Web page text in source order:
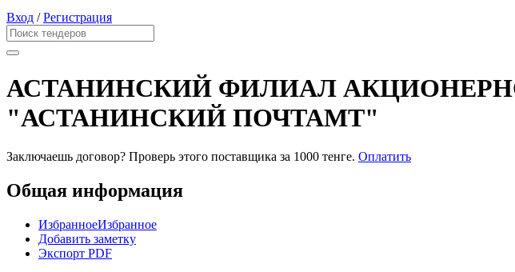
Вход /Регистрация
АСТАНИНСКИЙ ФИЛИАЛ
"АСТАНИНСКИЙ ПОЧТАМТ"
Заключаешь договор? Проверь этого поставщика за 1000 тенге. Оплатить
Общая информация
ИзбранноеИзбранное
Добавить заметку
Экспорт PDF